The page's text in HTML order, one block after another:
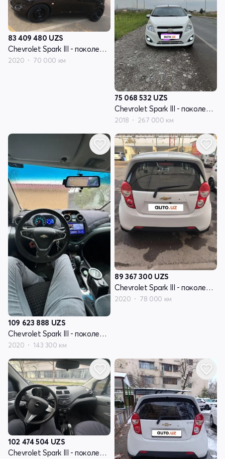
83 409 480 UZS
Chevrolet Spark III - поколение
2020 70 000 км
75 068 532 UZS
Chevrolet Spark III - поколение
2018 267 000 км
109 623 888 UZS
Chevrolet Spark III - поколение
2020 143 300 км
89 367 300 UZS
Chevrolet Spark III - поколение
2020 78 000 км
102 474 504 UZS
Chevrolet Spark III - поколение